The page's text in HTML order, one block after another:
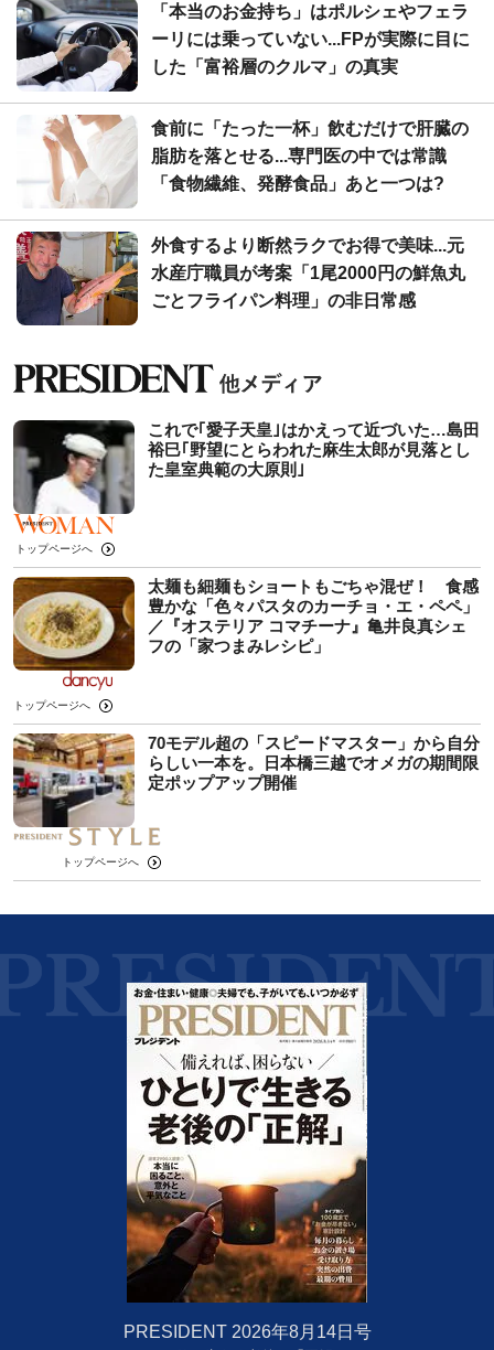
「本当のお金持ち」はポルシェやフェラ
ーリには乗っていない...FPが実際に目に
した「富裕層のクルマ」の真実
食前に「たった一杯」飲むだけで肝臓の
脂肪を落とせる...専門医の中では常識
「食物繊維、発酵食品」あと一つは?
外食するより断然ラクでお得で美味...元
水産庁職員が考案「1尾2000円の鮮魚丸
ごとフライパン料理」の非日常感
これで｢愛子天皇｣はかえって近づいた…島田
裕巳｢野望にとらわれた麻生太郎が見落とし
た皇室典範の大原則｣
トップページへ
太麺も細麺もショートもごちゃ混ぜ！ 食感
豊かな「色々パスタのカーチョ・エ・ペペ」
／『オステリア コマチーナ』亀井良真シェ
フの「家つまみレシピ」
トップページへ
70モデル超の「スピードマスター」から自分
らしい一本を。日本橋三越でオメガの期間限
定ポップアップ開催
トップページへ
PRESIDENT 2026年8月14日号